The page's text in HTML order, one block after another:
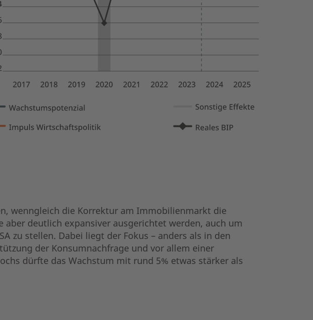
wenngleich die Korrektur am Immobilienmarkt die
deutlich expansiver ausgerichtet werden, auch um
zu stellen. Dabei liegt der Fokus – anders als in den
der Konsumnachfrage und vor allem einer
dürfte das Wachstum mit rund 5% etwas stärker als